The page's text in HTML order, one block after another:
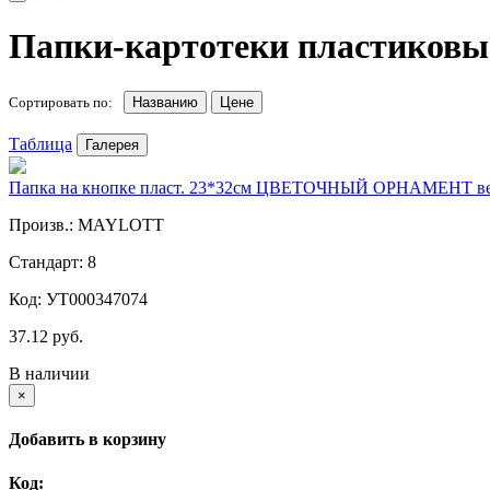
Папки-картотеки
Сортировать по: Названию Цене
Таблица Галерея
Папка на кнопке пласт. 23*32см ЦВЕТОЧНЫЙ ОРНАМЕНТ
Произв.: MAYLOTT
Стандарт: 8
Код: УТ000347074
37.12 руб.
В наличии
×
Добавить в корзину
Код: